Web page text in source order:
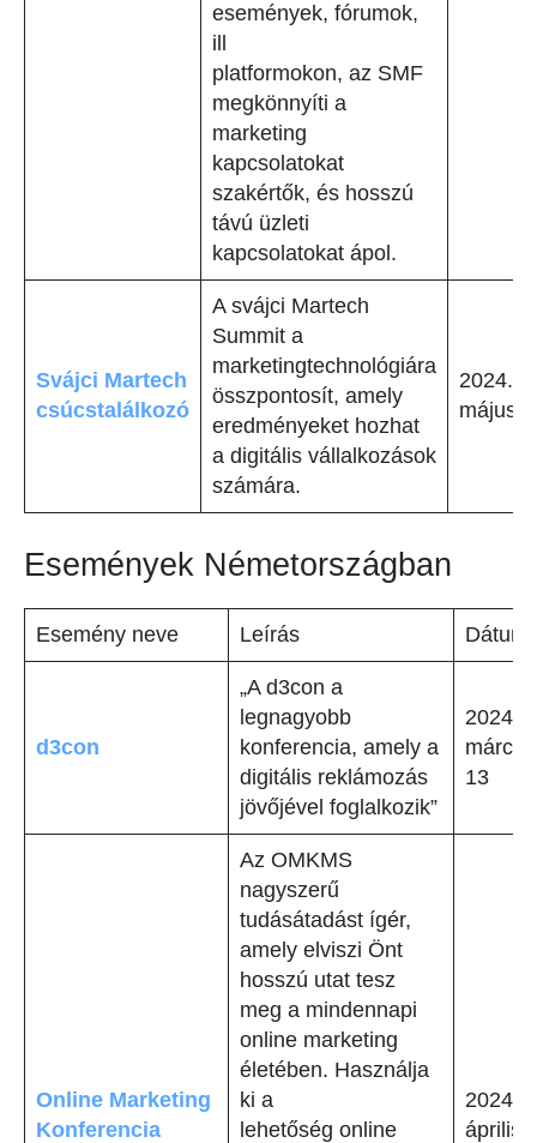
események, fórumok,
ill
platformokon, az SMF
megkönnyíti a
marketing
kapcsolatokat
szakértők, és hosszú
távú üzleti
kapcsolatokat ápol.
Svájci Martech
csúcstalálkozó
A svájci Martech
Summit a
marketingtechnológiára
összpontosít, amely
eredményeket hozhat
a digitális vállalkozások
számára.
2024.
május
Események Németországban
Esemény neve Leírás Dátum
d3con
„A d3con a
legnagyobb
konferencia, amely a
digitális reklámozás
jövőjével foglalkozik”
2024.
13
Online Marketing
Konferencia
Az OMKMS
nagyszerű
tudásátadást ígér,
amely elviszi Önt
hosszú utat tesz
meg a mindennapi
online marketing
életében. Használja
ki a
lehetőség online
2024.
április